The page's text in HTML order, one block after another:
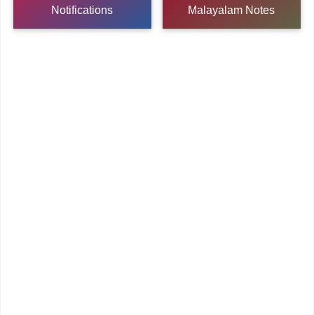
Notifications Malayalam Notes